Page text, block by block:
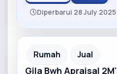
Diperbarui 28 July 2025
Partner Ad
Rumah Jual
Gila Bwh Apraisal